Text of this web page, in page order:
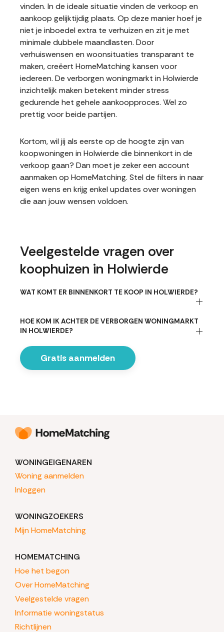
vinden. In de ideale situatie vinden de verkoop en
aankoop gelijktijdig plaats. Op deze manier hoef je
niet je inboedel extra te verhuizen en zit je met
minimale dubbele maandlasten. Door
verhuiswensen en woonsituaties transparant te
maken, creëert HomeMatching kansen voor
iedereen. De verborgen woningmarkt in Holwierde
inzichtelijk maken betekent minder stress
gedurende het gehele aankoopproces. Wel zo
prettig voor beide partijen.
Kortom, wil jij als eerste op de hoogte zijn van
koopwoningen in Holwierde die binnenkort in de
verkoop gaan? Dan moet je zeker een account
aanmaken op HomeMatching. Stel de filters in naar
eigen wens en krijg enkel updates over woningen
die aan jouw wensen voldoen.
Veelgestelde vragen over
koophuizen in Holwierde
WAT KOMT ER BINNENKORT TE KOOP IN HOLWIERDE?
HOE KOM IK ACHTER DE VERBORGEN WONINGMARKT
IN HOLWIERDE?
Gratis aanmelden
WONINGEIGENAREN
Woning aanmelden
Inloggen
WONINGZOEKERS
Mijn HomeMatching
HOMEMATCHING
Hoe het begon
Over HomeMatching
Veelgestelde vragen
Informatie woningstatus
Richtlijnen